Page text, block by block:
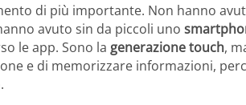
di più importante. Non hanno
avuto sin da piccoli uno
le app. Sono la generazione touch,
e di memorizzare informazioni,